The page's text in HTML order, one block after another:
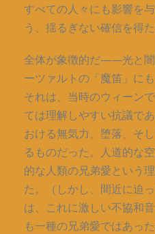
すべての人々にも影響を
う、揺るぎない確信を得た
全体が象徴的だ――光と
ーツァルトの「魔笛」に
それは、当時のウィーン
ては理解しやすい抗議で
おける無気力、堕落、そ
るものだった。人道的な
的な人類の兄弟愛という
た。（しかし、間近に迫
は、これに激しい不協和
も一種の兄弟愛ではあっ